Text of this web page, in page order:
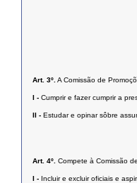
Art. 3º. A Comissão de
I - Cumprir e fazer cumprir a
II - Estudar e opinar sôbre
Art. 4º. Compete à Comissão
I - Incluir e excluir oficiais e